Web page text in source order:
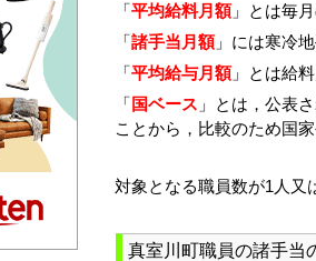
「平均給料月額」とは毎
「諸手当月額」には寒冷
「平均給与月額」とは給
「国ベース 」とは，公表
ことから，比較のため国
対象となる職員数が1人又
真室川町職員の諸手当